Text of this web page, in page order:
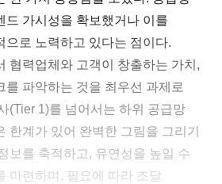
드 가시성을 확보했거나 이를
으로 노력하고 있다는 점이다.
협력업체와 고객이 창출하는 가치,
를 파악하는 것을 최우선 과제로
(Tier 1)를 넘어서는 하위 공급망
한계가 있어 완벽한 그림을 그리기
보를 축적하고, 유연성을 높일 수
마련하며, 필요에 따라 조달